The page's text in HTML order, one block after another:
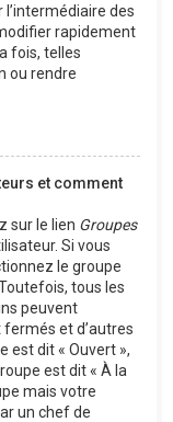
des
rapidement
fois, telles
ou rendre
et comment
sur le lien Groupes
Si vous
le groupe
tous les
peuvent
et d’autres
est dit « Ouvert »,
est dit « À la
mais votre
un chef de